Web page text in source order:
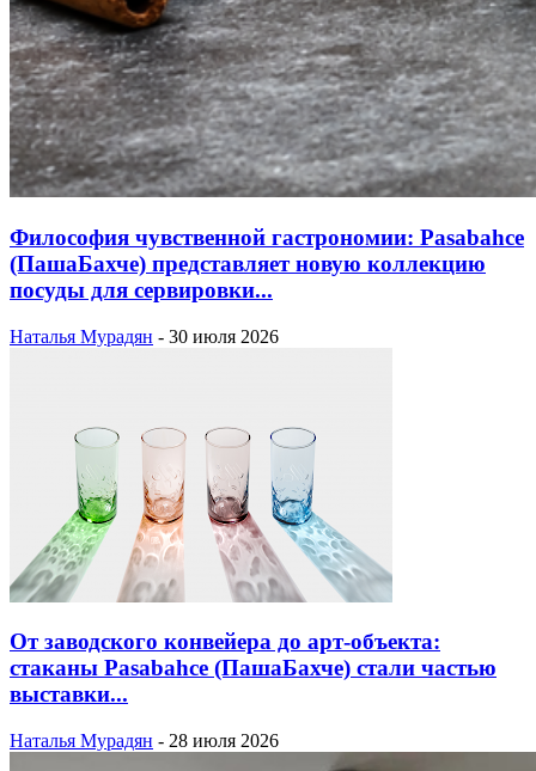
Философия чувственной гастрономии: Pasabahce
(ПашаБахче) представляет новую коллекцию
посуды для сервировки...
Наталья Мурадян - 30 июля 2026
От заводского конвейера до арт-объекта:
стаканы Pasabahce (ПашаБахче) стали частью
выставки...
Наталья Мурадян - 28 июля 2026